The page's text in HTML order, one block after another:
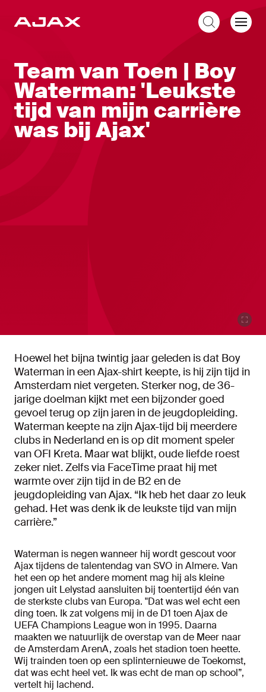
Team van Toen | Boy
Waterman: 'Leukste
tijd van mijn carrière
was bij Ajax'
Hoewel het bijna twintig jaar geleden is dat Boy
Waterman in een Ajax-shirt keepte, is hij zijn tijd in
Amsterdam niet vergeten. Sterker nog, de 36-
jarige doelman kijkt met een bijzonder goed
gevoel terug op zijn jaren in de jeugdopleiding.
Waterman keepte na zijn Ajax-tijd bij meerdere
clubs in Nederland en is op dit moment speler
van OFI Kreta. Maar wat blijkt, oude liefde roest
zeker niet. Zelfs via FaceTime praat hij met
warmte over zijn tijd in de B2 en de
jeugdopleiding van Ajax. “Ik heb het daar zo leuk
gehad. Het was denk ik de leukste tijd van mijn
carrière.”
Waterman is negen wanneer hij wordt gescout voor
Ajax tijdens de talentendag van SVO in Almere. Van
het een op het andere moment mag hij als kleine
jongen uit Lelystad aansluiten bij toentertijd één van
de sterkste clubs van Europa. "Dat was wel echt een
ding toen. Ik zat volgens mij in de D1 toen Ajax de
UEFA Champions League won in 1995. Daarna
maakten we natuurlijk de overstap van de Meer naar
de Amsterdam ArenA, zoals het stadion toen heette.
Wij trainden toen op een splinternieuwe de Toekomst,
dat was echt heel vet. Ik was echt de man op school”,
vertelt hij lachend.